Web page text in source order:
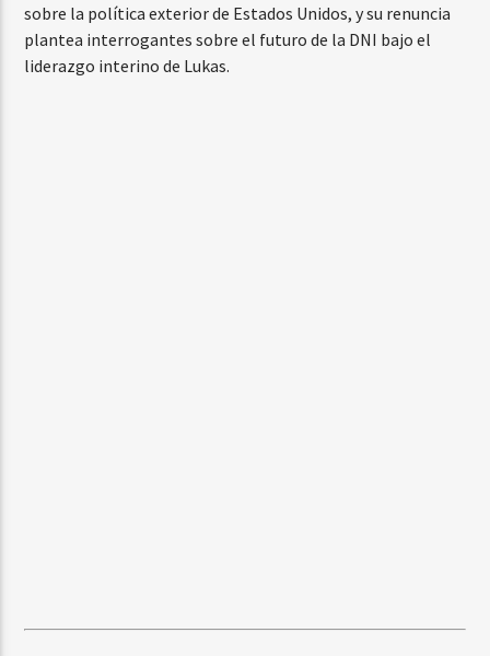
sobre la política exterior de Estados Unidos, y su renuncia
plantea interrogantes sobre el futuro de la DNI bajo el
liderazgo interino de Lukas.